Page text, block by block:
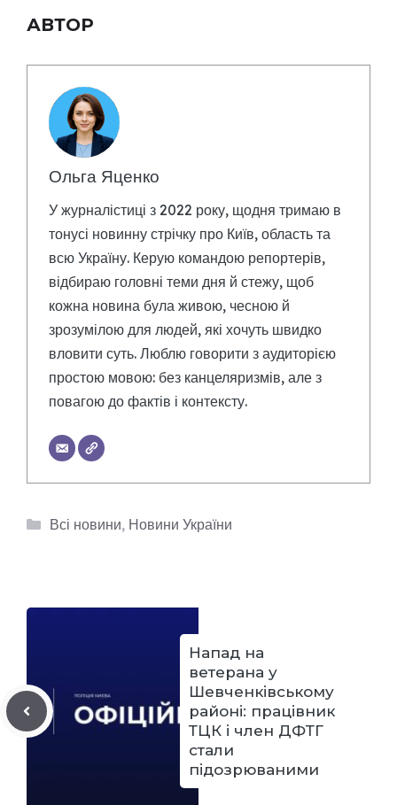
АВТОР
Ольга Яценко
У журналістиці з 2022 року, щодня тримаю в
тонусі новинну стрічку про Київ, область та
всю Україну. Керую командою репортерів,
відбираю головні теми дня й стежу, щоб
кожна новина була живою, чесною й
зрозумілою для людей, які хочуть швидко
вловити суть. Люблю говорити з аудиторією
простою мовою: без канцеляризмів, але з
повагою до фактів і контексту.
Категорії
Всі новини, Новини України
Напад на
ветерана у
Шевченківському
районі: працівник
ТЦК і член ДФТГ
стали
підозрюваними